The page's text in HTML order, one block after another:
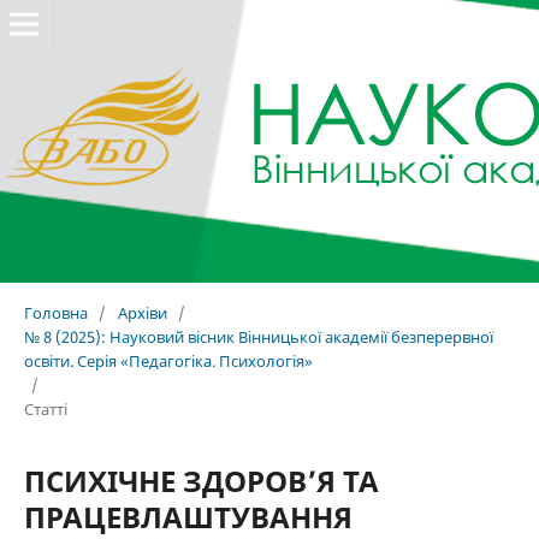
Головна / Архіви /
№ 8 (2025): Науковий вісник Вінницької академії безперервної
освіти. Серія «Педагогіка. Психологія»
/
Статті
ПСИХІЧНЕ ЗДОРОВ’Я ТА
ПРАЦЕВЛАШТУВАННЯ